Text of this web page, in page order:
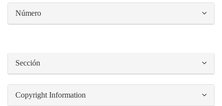
Número
Sección
Copyright Information